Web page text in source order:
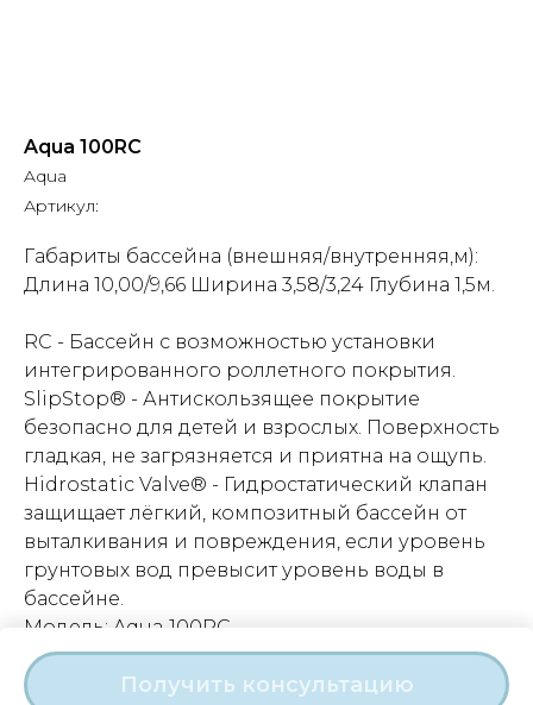
Aqua 100RC
Aqua
Артикул:
Получить консультацию
Габариты бассейна (внешняя/внутренняя,м):
Длина 10,00/9,66 Ширина 3,58/3,24 Глубина 1,5м.
RC - Бассейн с возможностью установки
интегрированного роллетного покрытия.
SlipStop® - Антискользящее покрытие
безопасно для детей и взрослых. Поверхность
гладкая, не загрязняется и приятна на ощупь.
Hidrostatic Valve® - Гидростатический клапан
защищает лёгкий, композитный бассейн от
выталкивания и повреждения, если уровень
грунтовых вод превысит уровень воды в
бассейне.
Модель: Aqua 100RC
Круглогодичное использование: Да